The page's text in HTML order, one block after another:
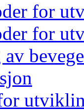
for
for